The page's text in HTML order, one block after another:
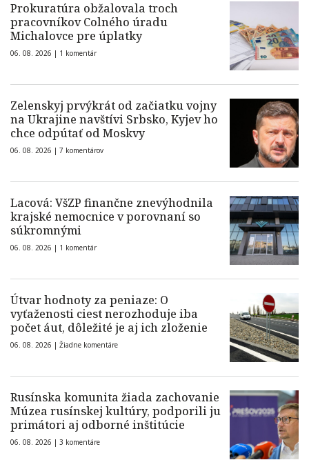
Prokuratúra obžalovala troch
pracovníkov Colného úradu
Michalovce pre úplatky
06. 08. 2026 | 1 komentár
Zelenskyj prvýkrát od začiatku vojny
na Ukrajine navštívi Srbsko, Kyjev ho
chce odpútať od Moskvy
06. 08. 2026 | 7 komentárov
Lacová: VšZP finančne znevýhodnila
krajské nemocnice v porovnaní so
súkromnými
06. 08. 2026 | 1 komentár
Útvar hodnoty za peniaze: O
vyťaženosti ciest nerozhoduje iba
počet áut, dôležité je aj ich zloženie
06. 08. 2026 | Žiadne komentáre
Rusínska komunita žiada zachovanie
Múzea rusínskej kultúry, podporili ju
primátori aj odborné inštitúcie
06. 08. 2026 | 3 komentáre